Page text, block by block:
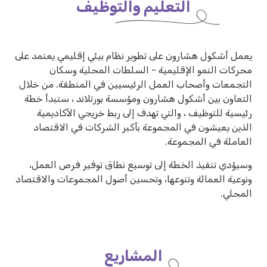
التعليم والتوظيف
يعمل أشكول هشارون على تطوير نظام بيئي إقليمي يعتمد على
محركات النمو الإقليمية - السلطات المحلية وسكان
التجمعات وأصحاب العمل الرئيسيين في المنطقة. من خلال
التعاون بين أشكول هشارون ومؤسسة بورتلاند ، ستبدأ خطة
رئيسية للتوظيف ، والتي تهدف إلى ربط خريجي الأكاديمية
الذين يعيشون في المجموعة بأكبر الشركات في الاقتصاد
العاملة في المجموعة.
وسيؤدي تنفيذ الخطة إلى توسيع نطاق توفير فرص العمل،
ونوعية العمالة وتنوعها، وتحسين أصول المجموعات والاقتصاد
المحلي.
المشاريع